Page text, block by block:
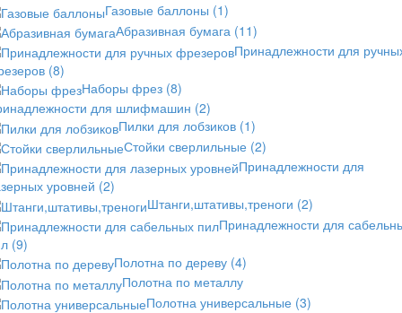
Газовые баллоны (1)
Абразивная бумага (11)
Принадлежности для
(8)
Наборы фрез (8)
для шлифмашин (2)
Пилки для лобзиков (1)
Стойки сверлильные (2)
Принадлежности для
уровней (2)
Штанги,штативы,треноги (2)
Принадлежности для
(9)
Полотна по дереву (4)
Полотна по металлу
Полотна универсальные (3)